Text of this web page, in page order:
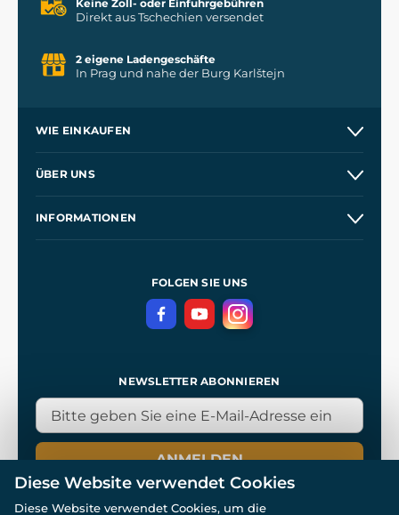
Keine Zoll- oder Einfuhrgebühren
Direkt aus Tschechien versendet
2 eigene Ladengeschäfte
In Prag und nahe der Burg Karlštejn
WIE EINKAUFEN
Kontakt
ÜBER UNS
INFORMATIONEN
DatenschutzerklärungFOLGEN SIE UNS
NEWSLETTER ABONNIEREN
ANMELDEN
Diese Website verwendet Cookies
Diese Website verwendet Cookies, um die